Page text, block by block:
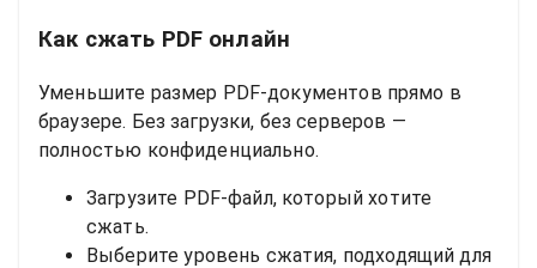
Как сжать PDF онлайн
Уменьшите размер PDF-документов прямо в
браузере. Без загрузки, без серверов —
полностью конфиденциально.
Загрузите PDF-файл, который хотите
сжать.
Выберите уровень сжатия, подходящий для